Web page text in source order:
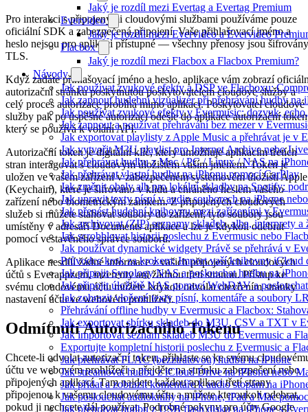
Jaký je rozdíl mezi Evertag a Evertag Premium
Evervideo
Jaký je rozdíl mezi Evervideo a Evervideo
Flacbox
Jaký je rozdíl mezi Flacbox a Flacbox Premium?
Návody
Jak používat zvukové efekty a DSP ve Flacboxu:
Jak zapnout hudební vizualizér při přehrávání hudby na
Jak používat zvukové efekty v Evermusic: dozvuk,
Jak zapnout a používat přehrávání bez mezer v
Jak exportovat playlisty z Apple Music a přehrávat je v
Jak vytvořit M3U playlist pro Internet Archive nebo
Jak přehrávat hudbu z Mac / PC / Linux / NAS na
Jak přehrávat vlastní hudbu na iPhonu pomocí CarPlay
Jak změnit obaly alb pro lokální skladby na Spotify:
Jak upravit texty písní v audio souborech na iPhone
Jak přenést hudební knihovnu mezi zařízeními v
Jak archivovat (ZIP) seznamy skladeb, alba, interprety
Jak scrobblovat historii poslechu z Evermusic nebo
Jak používat dynamické widgety Právě se přehrává v
Průvodce krok za krokem: Import vaší knihovny iCloud
Jak připojit Synology NAS a poslouchat hudbu na
Jak připojit úložiště NAS pomocí WebDAV a
Jak zobrazit vložené texty písní, komentáře a soubory
Přehrávání offline hudby v Evermusic a Flacbox:
Jak exportovat sbírku skladeb do M3U, CSV a TXT v
Jak importovat seznam skladeb M3U do Evermusic a
Exportujte kompletní historii poslechu z Evermusic a
Jak přehrávat FLAC (bezztrátovou) hudbu na iPhone
Jak streamovat hudbu z iCloud Drive na iPhonu nebo
Jak přidat a zobrazit komentáře k audio stopám na
Jak poslouchat audioknihy na iPhone, iPad a Mac
Jak přehrávat hudbu z USB flash disku na iPhone s
Pro interakci s připojenými cloudovými službami používáme pouze
oficiální SDK a zabezpečená připojení. Vaše přihlašovací jméno a
heslo nejsou pro aplikaci přístupné — všechny přenosy jsou šifrovány
TLS.
Když zadáte přihlašovací jméno a heslo, aplikace vám zobrazí
autorizační stránku poskytnutou poskytovatelem cloudové služby a
celý proces autorizace probíhá mimo aplikaci. Poskytovatel cloudové
služby pak po úspěšné autorizaci odešle do aplikace autorizační
který se používá k volání API.
Autorizační token je digitální klíč, který umožňuje aplikacím třetích
stran interagovat s cloudovým úložištěm vaším jménem. Token je
uložen ve vašem zařízení v zabezpečeném systémovém úložišti Apple
(Keychain), které je šifrováno v klidu a chráněno heslem vašeho
zařízení nebo biometrickým zámkem. Z připojených cloudových
služeb si můžete stahovat soubory do zařízení; tyto soubory jsou
umístěny v adresáři Documents aplikace a lze je kdykoli odebrat
pomocí vestavěného správce souborů.
Aplikace nesdílí žádné informace z vašich připojených cloudových
účtů s Everappzem, inzerenty ani žádnou třetí stranou. Přístup ke
svému cloudovému účtu můžete kdykoli odvolat otevřením stránky
nastavení účtu ve webovém prohlížeči.
Odmítnutí Autorizačního Tokenu
Chcete-li odvolat autorizační token, přihlaste se ke svému
účtu ve webovém prohlížeči a přejděte na stránku zabezpečení nebo
připojených aplikací. Tam najdete každou aplikaci třetí strany
připojenou k vašemu cloudovému účtu a můžete kteroukoli odebrat,
pokud ji nechcete dál používat. Podrobné pokyny pro účty Google